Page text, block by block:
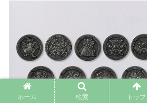
ホーム 検索 トップ